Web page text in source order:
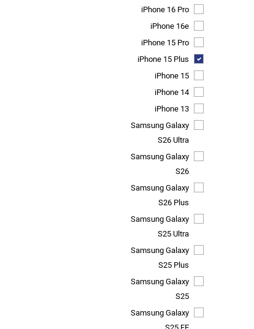
iPhone 16 Pro
iPhone 16e
iPhone 15 Pro
iPhone 15 Plus
iPhone 15
iPhone 14
iPhone 13
Samsung Galaxy
S26 Ultra
Samsung Galaxy
S26
Samsung Galaxy
S26 Plus
Samsung Galaxy
S25 Ultra
Samsung Galaxy
S25 Plus
Samsung Galaxy
S25
Samsung Galaxy